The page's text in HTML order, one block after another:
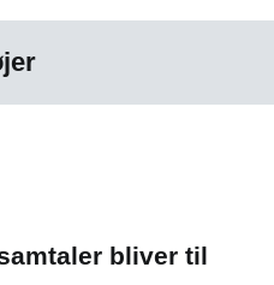
bliver til